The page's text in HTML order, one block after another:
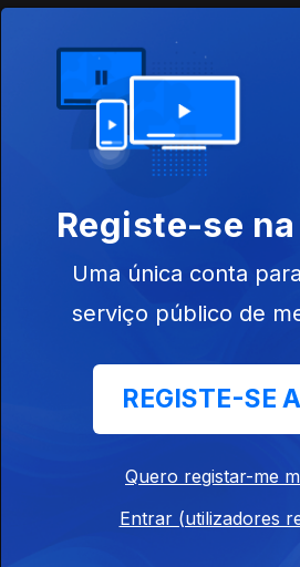
20 jul. 2026
18h30 Jhon Durán
Diário do Mundial - Final em
17 jul. 2026
12h30 Benfica vira-se para
Registe-se na
Uma única conta
serviço público de
REGISTE-SE
Quero registar-me
Entrar (utilizadores